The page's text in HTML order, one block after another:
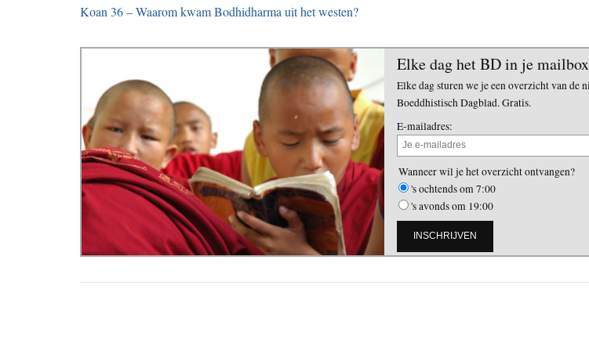
Koan 36 – Waarom kwam Bodhidharma uit het westen?
Elke dag het BD in je
Elke dag sturen we je een overzicht van de
Boeddhistisch Dagblad. Gratis.
E-mailadres:
Wanneer wil je het overzicht ontvangen?
's ochtends om 7:00
's avonds om 19:00